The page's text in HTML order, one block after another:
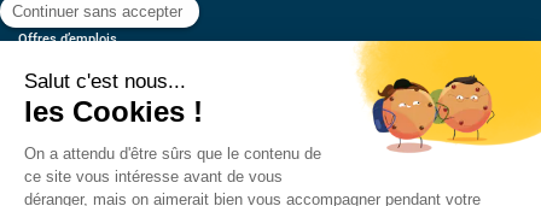
Économie
Offres d’emplois
Contact
Estimez votre voiture